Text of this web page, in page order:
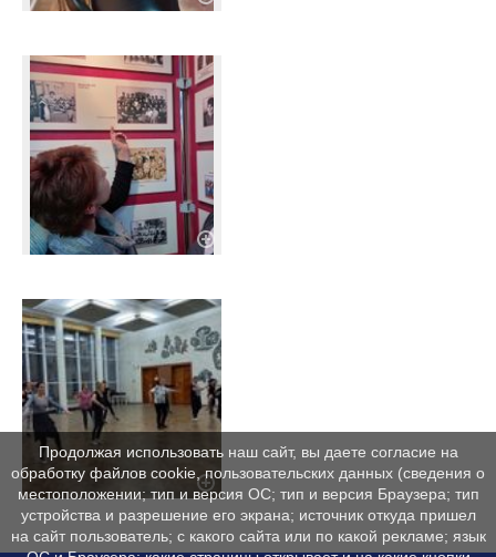
Продолжая использовать наш сайт, вы даете согласие на
обработку файлов cookie, пользовательских данных (сведения о
местоположении; тип и версия ОС; тип и версия Браузера; тип
устройства и разрешение его экрана; источник откуда пришел
на сайт пользователь; с какого сайта или по какой рекламе; язык